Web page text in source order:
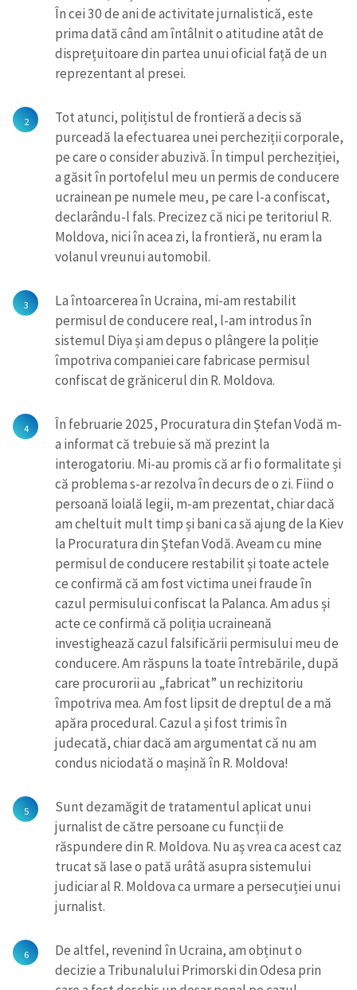
Trimite o informație
Despre ZdG
in English
на русском
În cei 30 de ani de activitate jurnalistică, este
prima dată când am întâlnit o atitudine atât de
disprețuitoare din partea unui oficial față de un
reprezentant al presei.
Tot atunci, polițistul de frontieră a decis să
purceadă la efectuarea unei percheziții corporale,
pe care o consider abuzivă. În timpul percheziției,
a găsit în portofelul meu un permis de conducere
ucrainean pe numele meu, pe care l-a confiscat,
declarându-l fals. Precizez că nici pe teritoriul R.
Moldova, nici în acea zi, la frontieră, nu eram la
volanul vreunui automobil.
La întoarcerea în Ucraina, mi-am restabilit
permisul de conducere real, l-am introdus în
sistemul Diya și am depus o plângere la poliție
împotriva companiei care fabricase permisul
confiscat de grănicerul din R. Moldova.
În februarie 2025, Procuratura din Ștefan Vodă m-
a informat că trebuie să mă prezint la
interogatoriu. Mi-au promis că ar fi o formalitate și
că problema s-ar rezolva în decurs de o zi. Fiind o
persoană loială legii, m-am prezentat, chiar dacă
am cheltuit mult timp și bani ca să ajung de la Kiev
la Procuratura din Ștefan Vodă. Aveam cu mine
permisul de conducere restabilit și toate actele
ce confirmă că am fost victima unei fraude în
cazul permisului confiscat la Palanca. Am adus și
acte ce confirmă că poliția ucraineană
investighează cazul falsificării permisului meu de
conducere. Am răspuns la toate întrebările, după
care procurorii au „fabricat” un rechizitoriu
împotriva mea. Am fost lipsit de dreptul de a mă
apăra procedural. Cazul a și fost trimis în
judecată, chiar dacă am argumentat că nu am
condus niciodată o mașină în R. Moldova!
Sunt dezamăgit de tratamentul aplicat unui
jurnalist de către persoane cu funcții de
răspundere din R. Moldova. Nu aș vrea ca acest caz
trucat să lase o pată urâtă asupra sistemului
judiciar al R. Moldova ca urmare a persecuției unui
jurnalist.
De altfel, revenind în Ucraina, am obținut o
decizie a Tribunalului Primorski din Odesa prin